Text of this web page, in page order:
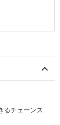
るチェーンス